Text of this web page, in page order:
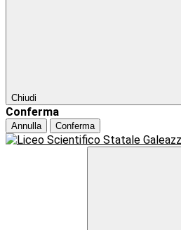
Chiudi
Conferma
Annulla Conferma